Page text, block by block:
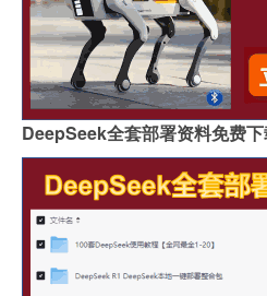
DeepSeek全套部署资料免费